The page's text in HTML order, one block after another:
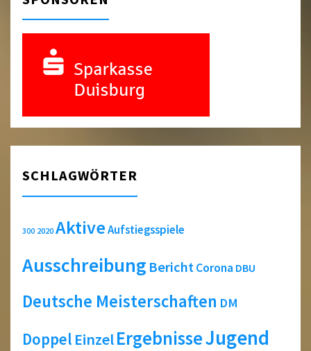
SCHLAGWÖRTER
300 2020 AktiveAufstiegsspiele
Ausschreibung BerichtCorona DBU
Deutsche Meisterschaften DM
Doppel EinzelErgebnisseJugend